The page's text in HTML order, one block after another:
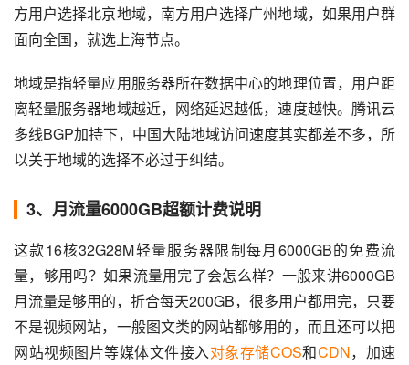
方用户选择北京地域，南方用户选择广州地域，如果用户群
面向全国，就选上海节点。
地域是指轻量应用服务器所在数据中心的地理位置，用户距
离轻量服务器地域越近，网络延迟越低，速度越快。腾讯云
多线BGP加持下，中国大陆地域访问速度其实都差不多，所
以关于地域的选择不必过于纠结。
3、月流量6000GB超额计费说明
这款16核32G28M轻量服务器限制每月6000GB的免费流
量，够用吗？如果流量用完了会怎么样？一般来讲6000GB
月流量是够用的，折合每天200GB，很多用户都用完，只要
不是视频网站，一般图文类的网站都够用的，而且还可以把
网站视频图片等媒体文件接入对象存储COS和CDN，加速